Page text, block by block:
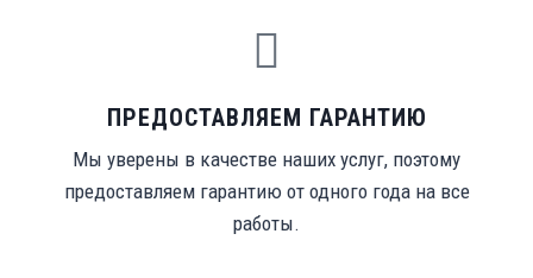
ПРЕДОСТАВЛЯЕМ ГАРАНТИЮ
Мы уверены в качестве наших услуг, поэтому
предоставляем гарантию от одного года на все
работы.